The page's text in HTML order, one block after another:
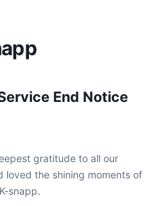
End Notice
gratitude to all our
loved the shining moments of
snapp.